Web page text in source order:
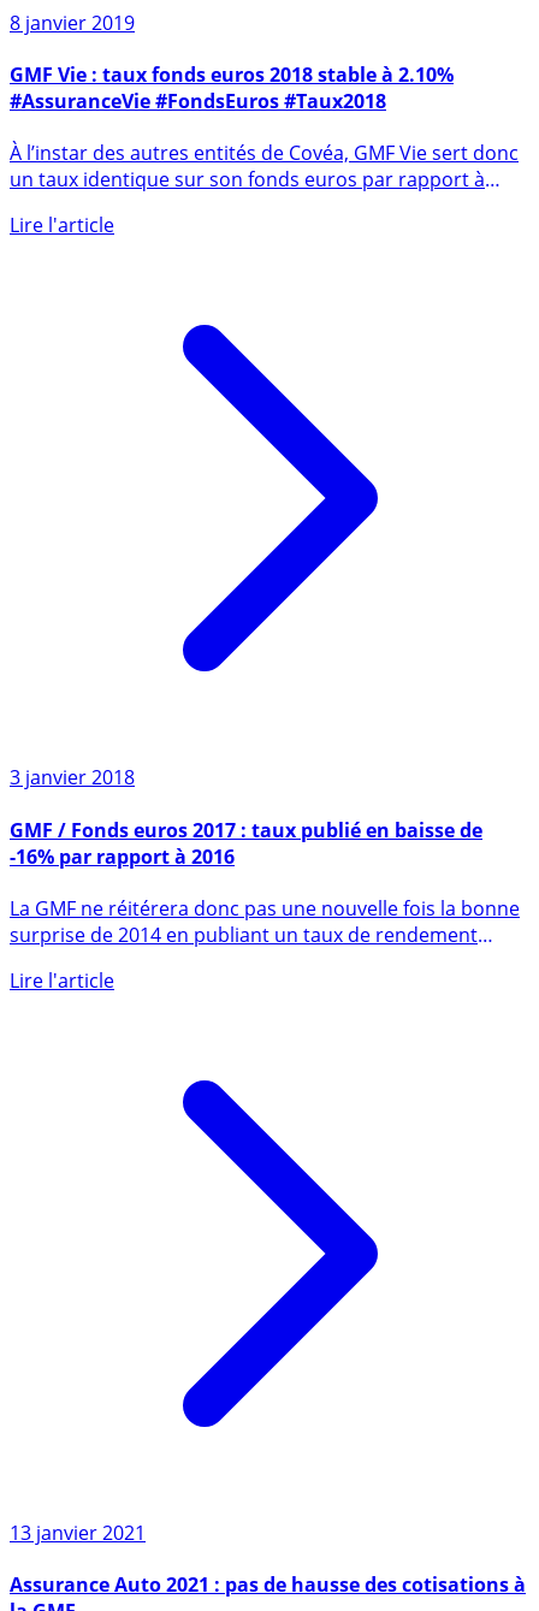
8 janvier 2019
#AssuranceVie #FondsEuros #Taux2018
un taux identique sur son fonds euros par rapport à
3 janvier 2018
GMF / Fonds euros 2017 : taux publié en baisse de
-16% par rapport à 2016
surprise de 2014 en publiant un taux de rendement
13 janvier 2021